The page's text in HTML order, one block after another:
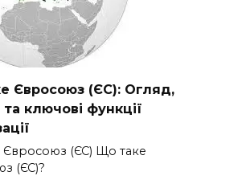
Євросоюз (ЄС): Огляд,
та ключові функції
(ЄС) Що таке
(ЄС)?